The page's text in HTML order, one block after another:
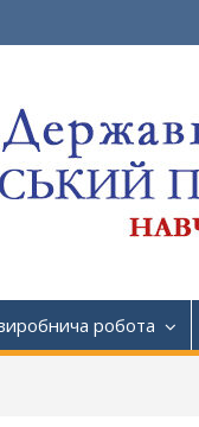
робота